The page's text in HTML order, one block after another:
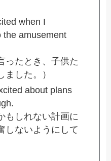
when I
the amusement
ったとき、子供た
した。）
about plans
もしれない計画に
しないようにして